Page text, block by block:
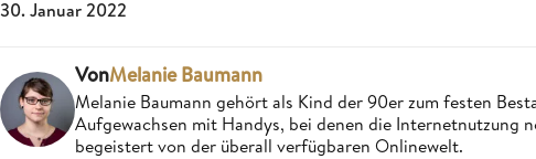
30. Januar 2022
VonMelanie Baumann
Melanie Baumann gehört als Kind der 90er zum festen
Aufgewachsen mit Handys, bei denen die Internetnutzung
begeistert von der überall verfügbaren Onlinewelt.